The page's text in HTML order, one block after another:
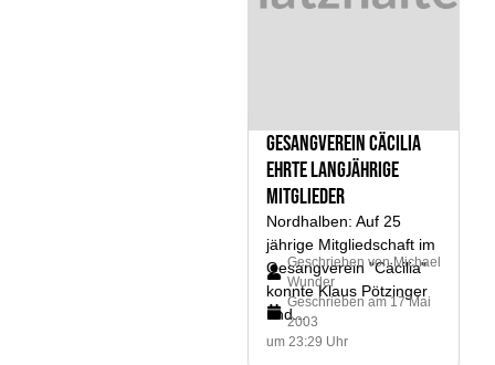
Gesangverein Cäcilia
ehrte langjährige
Mitglieder
Nordhalben: Auf 25
jährige Mitgliedschaft im
Gesangverein "Cäcilia"
konnte Klaus Pötzinger
und...
Geschrieben vonMichael
Wunder
Geschrieben am 17 Mai
2003
um 23:29 Uhr